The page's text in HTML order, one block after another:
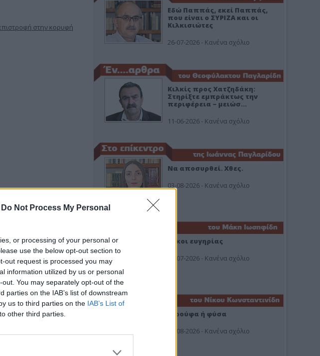
Do Not Process My Personal
or processing of your personal or
use the below opt-out section to
out request is processed you may
information utilized by us or personal
You may separately opt-out of the
parties on the IAB’s list of downstream
us to third parties on the IAB’s List of
other third parties.
στην κορυφή
Εδώ Παππάς, εκεί Παππάς,
που είναι ο ΣΥΡΙΖΑ και οι
Κιλκισιώτες
26-07-2026 - Κανένα σχόλιο
Κιλκίς προς Χατζηδάκη:
Στηρίξτε εμπράκτως την
περιφέρεια – μειώσ…
11-06-2026 - Κανένα σχόλιο
Να αποσυρθεί. Χθες.
03-08-2026 - Κανένα σχόλιο
Οίκοι ευγηρίας
24-07-2026 - Κανένα σχόλιο
Ή ρούφα ή φύσα
03-08-2026 - Κανένα σχόλιο